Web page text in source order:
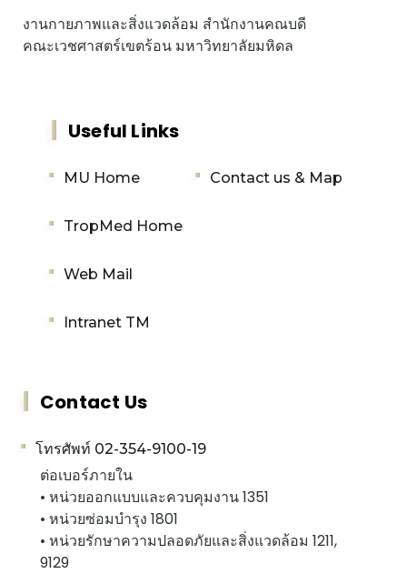
งานกายภาพและสิ่งแวดล้อม สำนักงานคณบดี
คณะเวชศาสตร์เขตร้อน มหาวิทยาลัยมหิดล
Useful Links
MU Home
TropMed Home
Web Mail
Intranet TM
Contact us & Map
Contact Us
โทรศัพท์ 02-354-9100-19
ต่อเบอร์ภายใน
• หน่วยออกแบบและควบคุมงาน 1351
• หน่วยซ่อมบำรุง 1801
• หน่วยรักษาความปลอดภัยและสิ่งแวดล้อม 1211,
9129